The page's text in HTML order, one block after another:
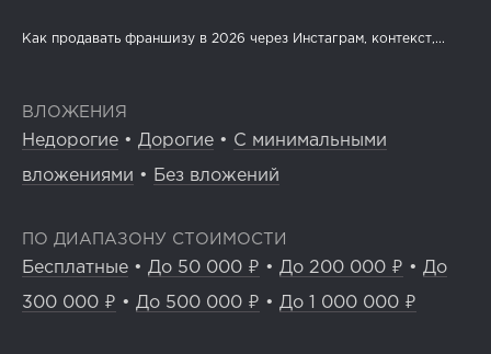
Как продавать франшизу в 2026 через Инстаграм, контекст,...
ВЛОЖЕНИЯ
Недорогие • Дорогие • С минимальными
вложениями • Без вложений
ПО ДИАПАЗОНУ СТОИМОСТИ
Бесплатные • До 50 000 ₽ • До 200 000 ₽ • До
300 000 ₽ • До 500 000 ₽ • До 1 000 000 ₽